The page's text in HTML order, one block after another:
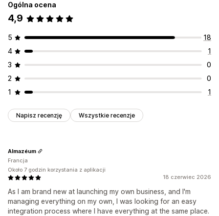
Ogólna ocena
4,9
5
18
4
1
3
0
2
0
1
1
Napisz recenzję Wszystkie recenzje
18 czerwiec 2026
As I am brand new at launching my own business, and I'm
managing everything on my own, I was looking for an easy
integration process where I have everything at the same place.
Almazéum
Francja
Około 7 godzin korzystania z aplikacji